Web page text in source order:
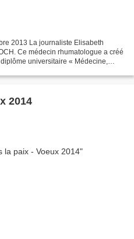
2013 La journaliste Elisabeth
Ce médecin rhumatologue a créé
universitaire « Médecine,
2014